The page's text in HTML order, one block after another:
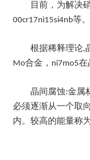
目前，为解决
00cr17ni15si4nb等。
根据稀释理论,
Mo合金，ni7mo5
晶间腐蚀:金属
必须逐渐从一个取
内。较高的能量称